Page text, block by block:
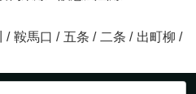
/ 鞍馬口 / 五条 / 二条 / 出町柳 /